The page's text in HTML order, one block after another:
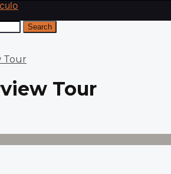
Search
Tour
Tour